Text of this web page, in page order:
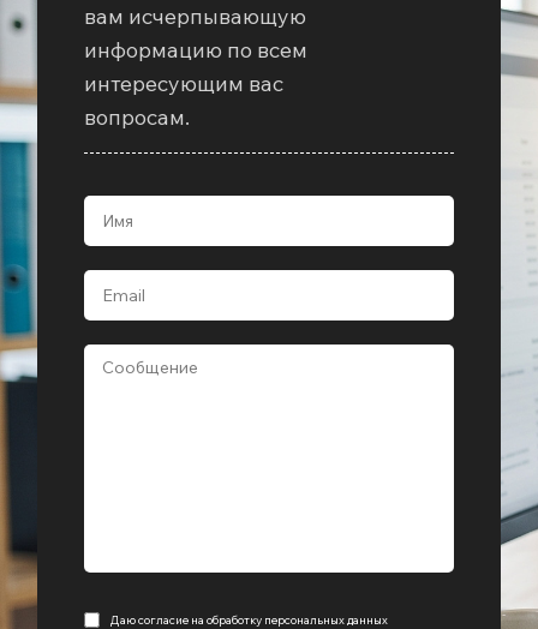
вам исчерпывающую
информацию по всем
интересующим вас
вопросам.
Даю согласие на обработку персональных данных